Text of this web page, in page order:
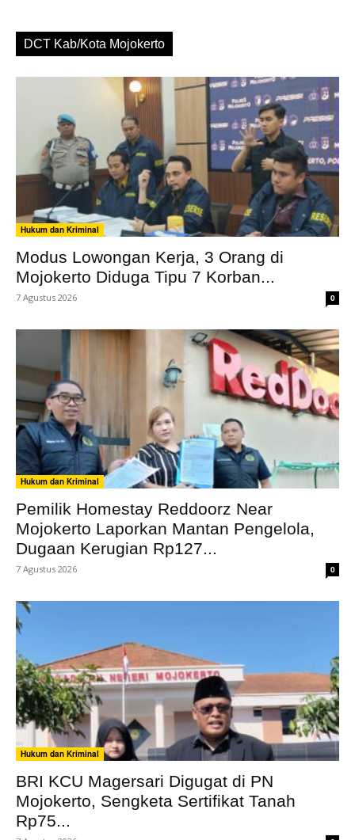
DCT Kab/Kota Mojokerto
Hukum dan Kriminal
Modus Lowongan Kerja, 3 Orang di
Mojokerto Diduga Tipu 7 Korban...
7 Agustus 2026 0
Hukum dan Kriminal
Pemilik Homestay Reddoorz Near
Mojokerto Laporkan Mantan Pengelola,
Dugaan Kerugian Rp127...
7 Agustus 2026 0
Hukum dan Kriminal
BRI KCU Magersari Digugat di PN
Mojokerto, Sengketa Sertifikat Tanah
Rp75...